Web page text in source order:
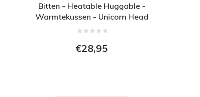
Bitten - Heatable Huggable -
Warmtekussen - Unicorn Head
€28,95